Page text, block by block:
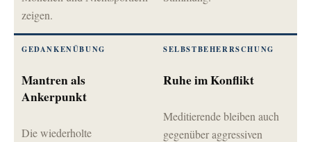
zeigen.
GEDANKENÜBUNG
Mantren als
Ankerpunkt
Die wiederholte
SELBSTBEHERRSCHUNG
Ruhe im Konflikt
Meditierende bleiben auch
gegenüber aggressiven